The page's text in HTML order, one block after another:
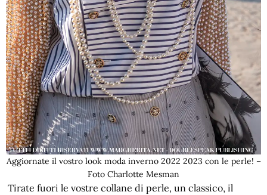
Aggiornate il vostro look moda inverno 2022 2023 con le perle! –
Foto Charlotte Mesman
Tirate fuori le vostre collane di perle, un classico, il